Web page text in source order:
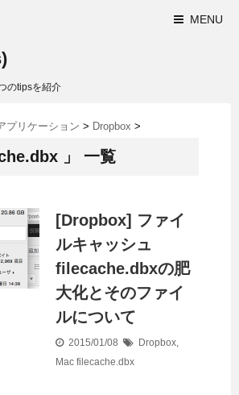
MENU
のtipsを紹介
プリケーション > Dropbox >
」 一覧
[Dropbox] ファイ
ルキャッシュ
filecache.dbxの肥
大化とそのファイ
ルについて
2015/01/08 Dropbox,
Mac filecache.dbx